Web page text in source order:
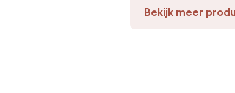
Bekijk meer